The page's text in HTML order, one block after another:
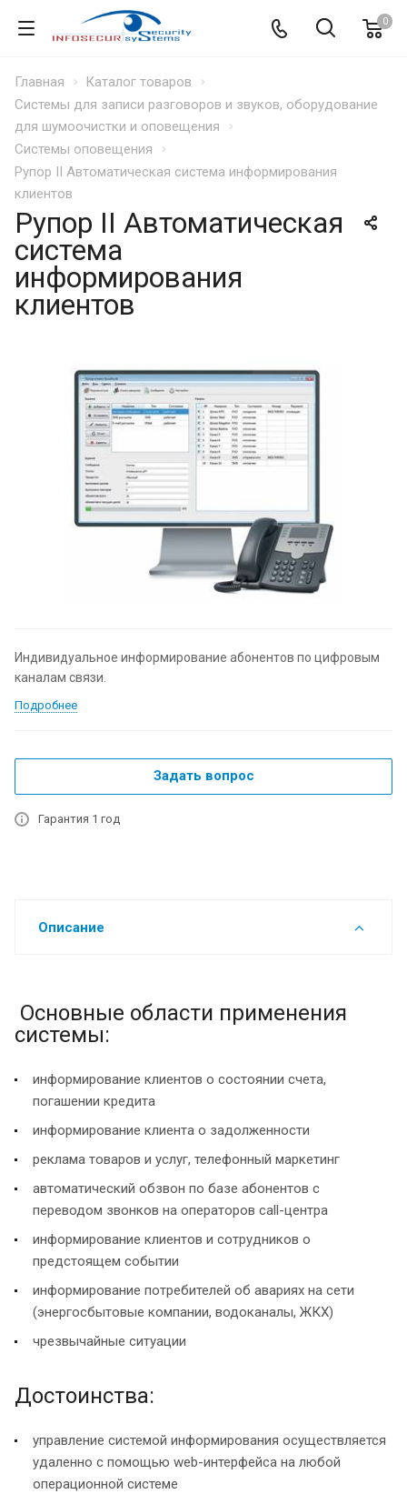
0
Главная
Каталог товаров
Системы для записи разговоров и звуков, оборудование
для шумоочистки и оповещения
Системы оповещения
Рупор II Автоматическая система информирования
клиентов
Рупор II Автоматическая
система
информирования
клиентов
Индивидуальное информирование абонентов по цифровым
каналам связи.
Подробнее
Задать вопрос
Гарантия 1 год
Описание
Основные области применения
системы:
информирование клиентов о состоянии счета,
погашении кредита
информирование клиента о задолженности
реклама товаров и услуг, телефонный маркетинг
автоматический обзвон по базе абонентов с
переводом звонков на операторов call-центра
информирование клиентов и сотрудников о
предстоящем событии
информирование потребителей об авариях на сети
(энергосбытовые компании, водоканалы, ЖКХ)
чрезвычайные ситуации
Достоинства:
управление системой информирования осуществляется
удаленно с помощью web-интерфейса на любой
операционной системе